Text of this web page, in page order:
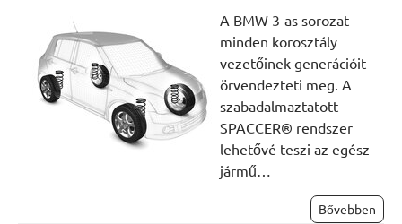
A BMW 3-as sorozat
minden korosztály
vezetőinek generációit
örvendezteti meg. A
szabadalmaztatott
SPACCER® rendszer
lehetővé teszi az egész
jármű…
Bővebben